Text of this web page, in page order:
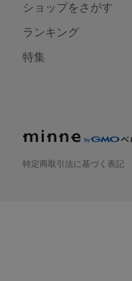
ショップをさがす
ランキング
特集
特定商取引法に基づく表記